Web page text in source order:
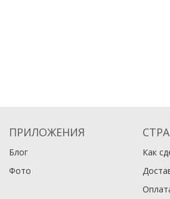
ПРИЛОЖЕНИЯ
Блог
Фото
Как